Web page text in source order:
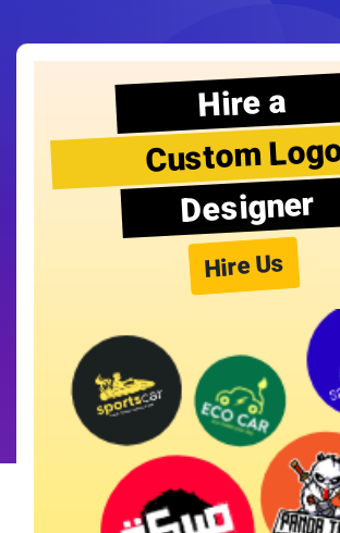
Hire a
Custom
Designer
Hire Us